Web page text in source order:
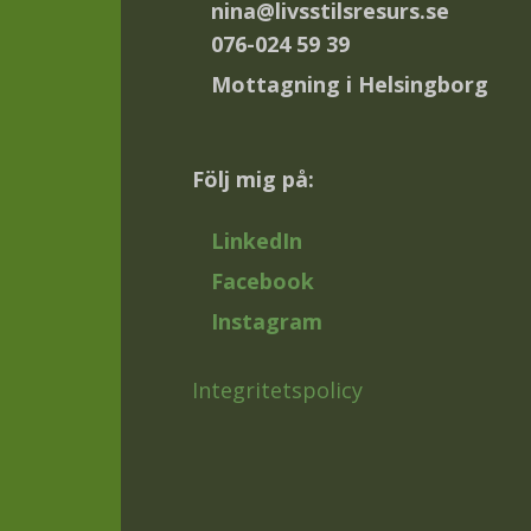
nina@livsstilsresurs.se
076-024 59 39
Mottagning i Helsingborg
Följ mig på:
LinkedIn
Facebook
Instagram
Integritetspolicy